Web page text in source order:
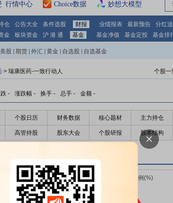
行情中心 Choice数据 妙想大模型
仓 公告大全 条件选股 财报 业绩报表 最新预告 分红
金 板块资金 沪 港 通 基金 基金净值 基金定投 基金排
美股 期货 外汇 黄金 自选股 自选基金
> 瑞康医药-一致行动人 个股一
- 涨跌幅 - 换手 - 总手 - 金额 -
个股日历 财务数据 核心题材 主力持仓
高管持股 股东大会 个股研报 股本结构
图